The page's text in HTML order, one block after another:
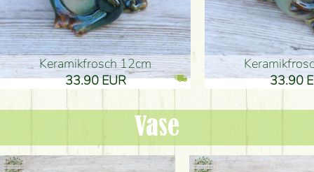
Keramikfrosch 12cm
33.90 EUR
33.90
Vase